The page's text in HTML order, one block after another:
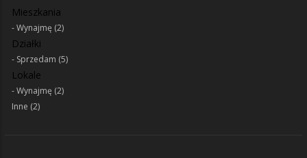
Mieszkania
Wynajmę (2)
Działki
Sprzedam (5)
Lokale
Wynajmę (2)
Inne (2)